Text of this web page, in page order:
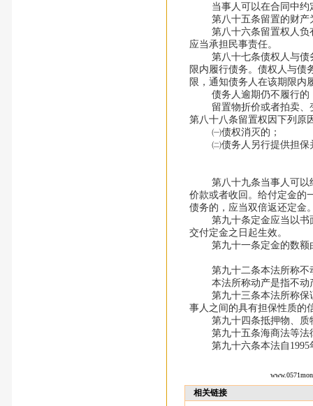
当事人可以在合同中约
第八十五条留置的财产为
第八十六条留置权人负有
应当承担民事责任。
第八十七条债权人与债务
限内履行债务。债权人与债
限，通知债务人在该期限内
债务人逾期仍不履行的，
留置物折价或者拍卖、变
第八十八条留置权因下列原
㈠债权消灭的；
㈡债务人另行提供担保
第八十九条当事人可以约
价款或者收回。给付定金的
债务的，应当双倍返还定金
第九十条定金应当以书面
交付定金之日起生效。
第九十一条定金的数额由
第九十二条本法所称不动
本法所称动产是指不动
第九十三条本法所称保证
事人之间的具有担保性质的
第九十四条抵押物、质物
第九十五条海商法等法
第九十六条本法自1995
相关链接